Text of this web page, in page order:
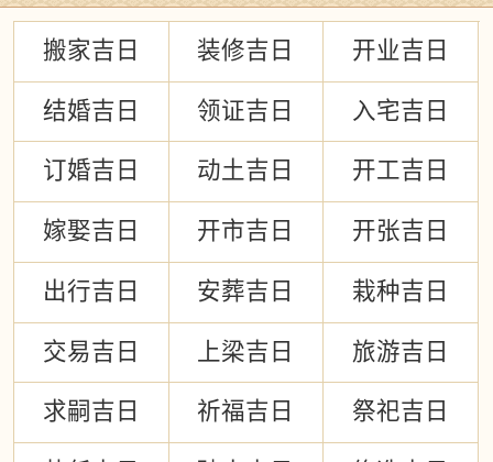
搬家吉日 装修吉日 开业吉日
结婚吉日 领证吉日 入宅吉日
订婚吉日 动土吉日 开工吉日
嫁娶吉日 开市吉日 开张吉日
出行吉日 安葬吉日 栽种吉日
交易吉日 上梁吉日 旅游吉日
求嗣吉日 祈福吉日 祭祀吉日